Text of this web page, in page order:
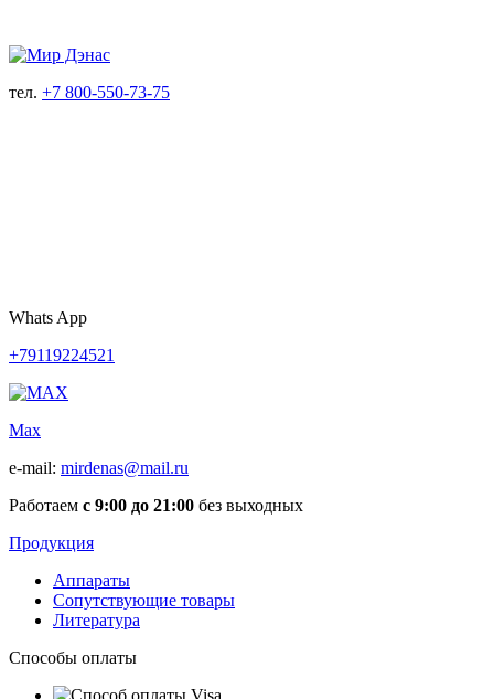
тел. +7 800-550-73-75
Whats App
+79119224521
Max
e-mail: mirdenas@mail.ru
Работаем с 9:00 до 21:00 без выходных
Продукция
Аппараты
Сопутствующие товары
Литература
Способы оплаты